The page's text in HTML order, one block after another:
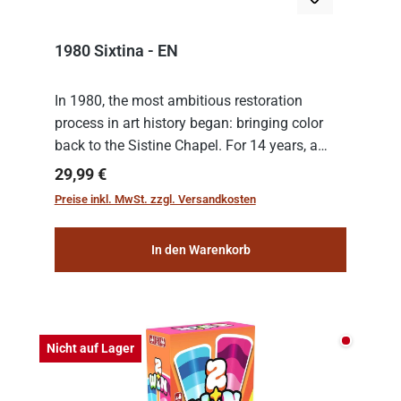
1980 Sixtina - EN
In 1980, the most ambitious restoration
process in art history began: bringing color
back to the Sistine Chapel. For 14 years, a
team of experts from the Vatican undertook
the meticulous job of cleaning and
Regulärer Preis:
29,99 €
Preise inkl. MwSt. zzgl. Versandkosten
In den Warenkorb
Nicht auf Lager Nicht